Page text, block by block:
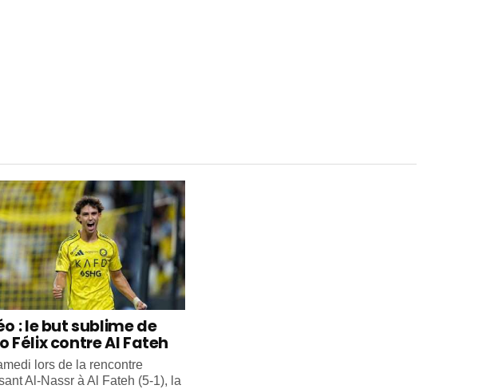
: le but sublime de
Félix contre Al Fateh
lors de la rencontre
Al-Nassr à Al Fateh (5-1), la